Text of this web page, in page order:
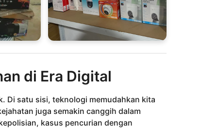
di Era Digital
Di satu sisi, teknologi memudahkan kita
juga semakin canggih dalam
kasus pencurian dengan